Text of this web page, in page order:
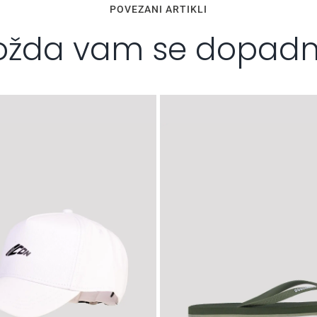
POVEZANI ARTIKLI
vam se